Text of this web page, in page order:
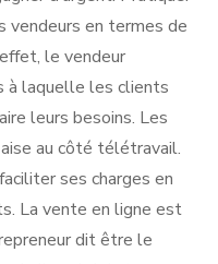
vendeurs en termes de
le vendeur
à laquelle les clients
leurs besoins. Les
au côté télétravail.
ses charges en
La vente en ligne est
dit être le